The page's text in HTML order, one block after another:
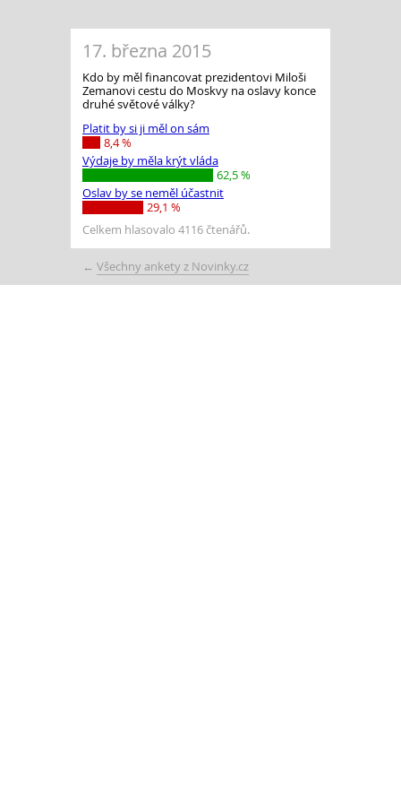
17. března 2015
Kdo by měl financovat prezidentovi Miloši
Zemanovi cestu do Moskvy na oslavy konce
druhé světové války?
Platit by si ji měl on sám
8,4 %
Výdaje by měla krýt vláda
62,5 %
Oslav by se neměl účastnit
29,1 %
Celkem hlasovalo 4116 čtenářů.
← Všechny ankety z Novinky.cz